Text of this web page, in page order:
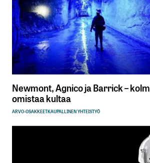
Newmont, Agnico ja Barrick –
omistaa kultaa
ARVO-OSAKKEETKAUPALLINEN YHTEISTYÖ